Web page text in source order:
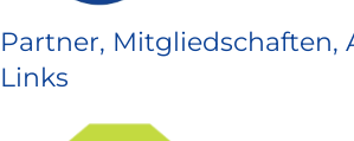
Partner, Mitgliedschaften,
Links